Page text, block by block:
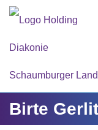
Birte